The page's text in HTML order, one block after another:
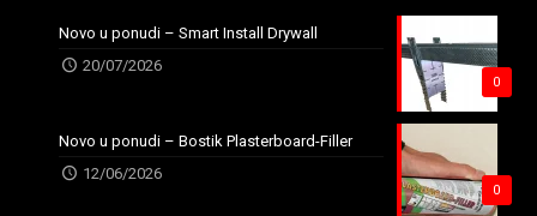
0
Novo u ponudi – Smart Install Drywall
20/07/2026
0
Novo u ponudi – Bostik Plasterboard-Filler
12/06/2026